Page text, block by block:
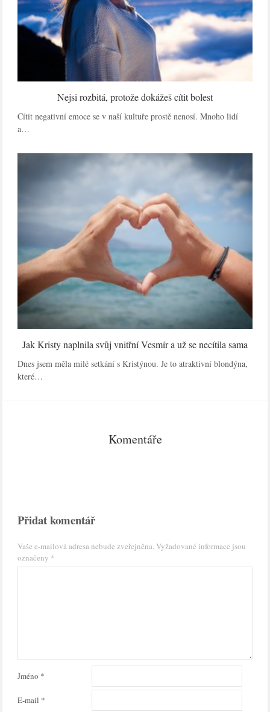
Nejsi rozbitá, protože dokážeš cítit bolest
Cítit negativní emoce se v naší kultuře prostě nenosí. Mnoho lidí
a…
Jak Kristy naplnila svůj vnitřní Vesmír a už se necítila sama
Dnes jsem měla milé setkání s Kristýnou. Je to atraktivní blondýna,
které…
Komentáře
Přidat komentář
Vaše e-mailová adresa nebude zveřejněna. Vyžadované informace jsou
označeny *
Jméno *
E-mail *